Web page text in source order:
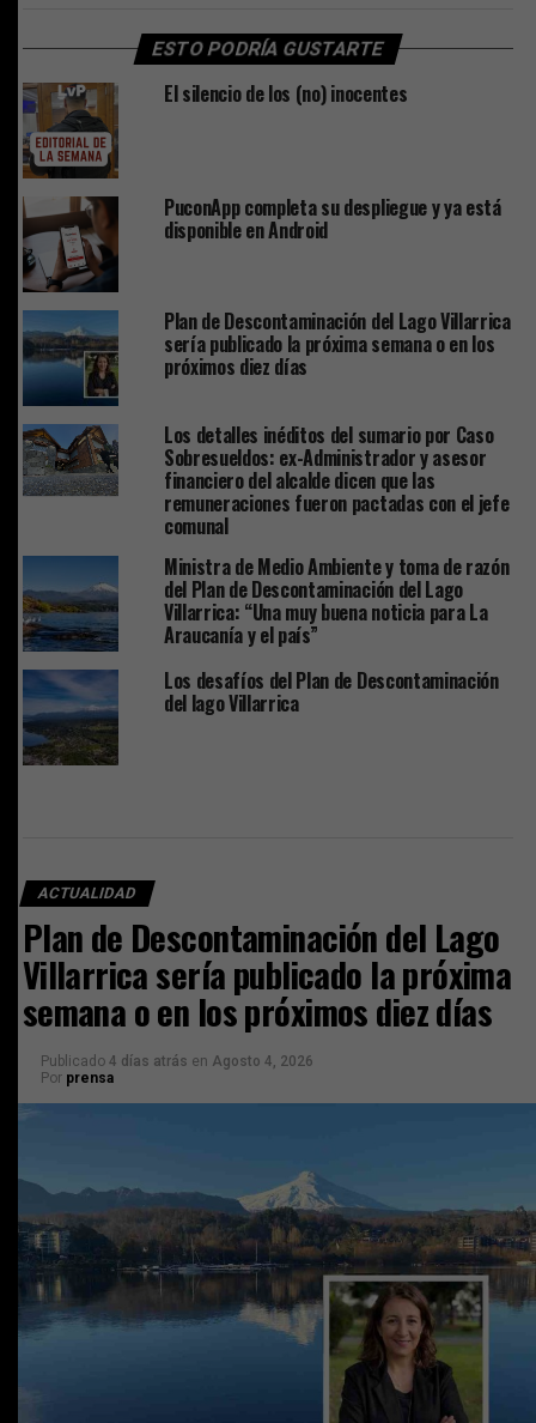
ESTO PODRÍA GUSTARTE
El silencio de los (no) inocentes
PuconApp completa su despliegue y ya está
disponible en Android
Plan de Descontaminación del Lago Villarrica
sería publicado la próxima semana o en los
próximos diez días
Los detalles inéditos del sumario por Caso
Sobresueldos: ex-Administrador y asesor
financiero del alcalde dicen que las
remuneraciones fueron pactadas con el jefe
comunal
Ministra de Medio Ambiente y toma de razón
del Plan de Descontaminación del Lago
Villarrica: “Una muy buena noticia para La
Araucanía y el país”
Los desafíos del Plan de Descontaminación
del lago Villarrica
ACTUALIDAD
Plan de Descontaminación del Lago
Villarrica sería publicado la próxima
semana o en los próximos diez días
Publicado 4 días atrás en Agosto 4, 2026
Por prensa